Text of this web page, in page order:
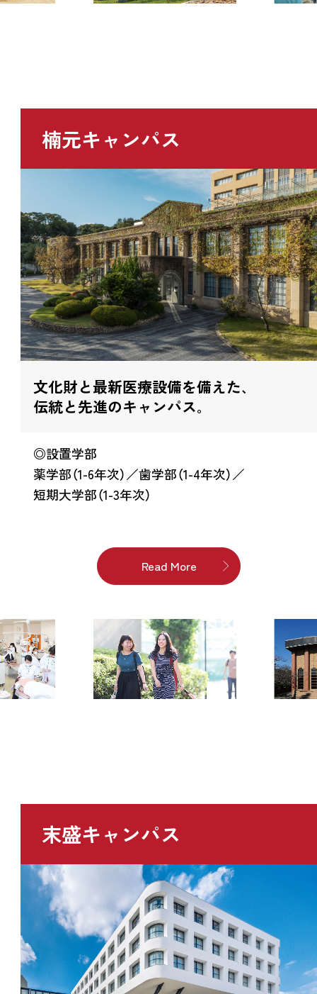
楠元キャンパス
文化財と最新医療設備を備えた､
伝統と先進のキャンパス｡
◎設置学部
薬学部（1-6年次）／歯学部（1-4年次）／
短期大学部（1-3年次）
Read More
末盛キャンパス